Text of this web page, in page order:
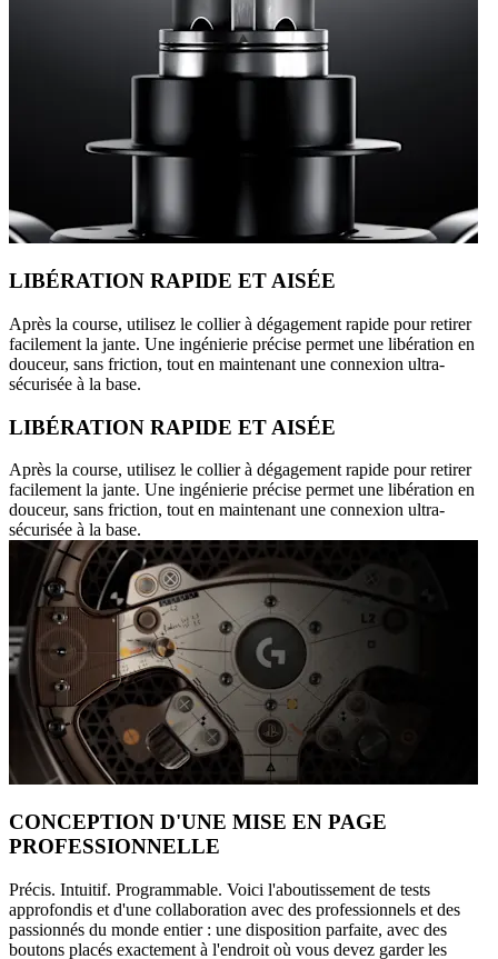
LIBÉRATION RAPIDE ET AISÉE
Après la course, utilisez le collier à dégagement rapide pour retirer
facilement la jante. Une ingénierie précise permet une libération en
douceur, sans friction, tout en maintenant une connexion ultra-
sécurisée à la base.
LIBÉRATION RAPIDE ET AISÉE
Après la course, utilisez le collier à dégagement rapide pour retirer
facilement la jante. Une ingénierie précise permet une libération en
douceur, sans friction, tout en maintenant une connexion ultra-
sécurisée à la base.
CONCEPTION D'UNE MISE EN PAGE
PROFESSIONNELLE
Précis. Intuitif. Programmable. Voici l'aboutissement de tests
approfondis et d'une collaboration avec des professionnels et des
passionnés du monde entier : une disposition parfaite, avec des
boutons placés exactement à l'endroit où vous devez garder les